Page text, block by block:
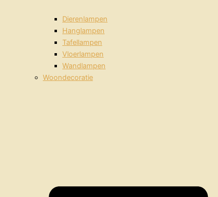
Dierenlampen
Hanglampen
Tafellampen
Vloerlampen
Wandlampen
Woondecoratie